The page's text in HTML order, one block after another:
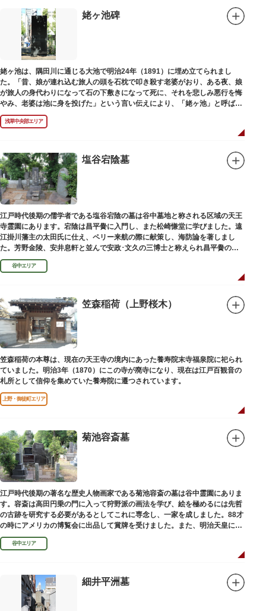
姥ヶ池碑
姥ヶ池は、隅田川に通じる大池で明治24年（1891）に埋め立てられまし
た。「昔、娘が連れ込む旅人の頭を石枕で叩き殺す老婆がおり、ある夜、娘
が旅人の身代わりになって石の下敷きになって死に、それを悲しみ悪行を悔
やみ、老婆は池に身を投げた」という言い伝えにより、「姥ヶ池」と呼ばれ
ていました。その碑は花川戸公園内にあります。
浅草中央部エリア
塩谷宕陰墓
江戸時代後期の儒学者である塩谷宕陰の墓は谷中墓地と称される区域の天王
寺霊園にあります。宕陰は昌平黌に入門し、また松崎慊堂に学びました。遠
江掛川藩主の太田氏に仕え、ペリー来航の際に献策し、海防論を著しまし
た。芳野金陵、安井息軒と並んで安政･文久の三博士と称えられ昌平黌の教
授として多くの文人を育て、慶応3年 （1867）に没しました。
谷中エリア
笠森稲荷（上野桜木）
笠森稲荷の本尊は、現在の天王寺の境内にあった養寿院末寺福泉院に祀られ
ていました。明治3年（1870）にこの寺が廃寺になり、現在は江戸百観音の
札所として信仰を集めていた養寿院に遷つされています。
上野・御徒町エリア
菊池容斎墓
江戸時代後期の著名な歴史人物画家である菊池容斎の墓は谷中霊園にありま
す。容斎は高田円乗の門に入って狩野派の画法を学び、絵を極めるには先哲
の古跡を研究する必要があるとしてこれに専念し、一家を成しました。88才
の時にアメリカの博覧会に出品して賞牌を受けました。また、明治天皇に
「日本画史」の称を賜りました。
谷中エリア
細井平洲墓